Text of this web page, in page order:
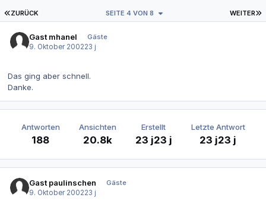
ERSTE SEITE
ZURÜCK WEITER
SEITE 4 VON 8
Gast mhanel
Gäste
9. Oktober 200223 j
Das ging aber schnell.
Danke.
Antworten
188
Ansichten
20.8k
Erstellt
23 j23 j
Letzte Antwort
23 j23 j
Gast paulinschen
Gäste
9. Oktober 200223 j